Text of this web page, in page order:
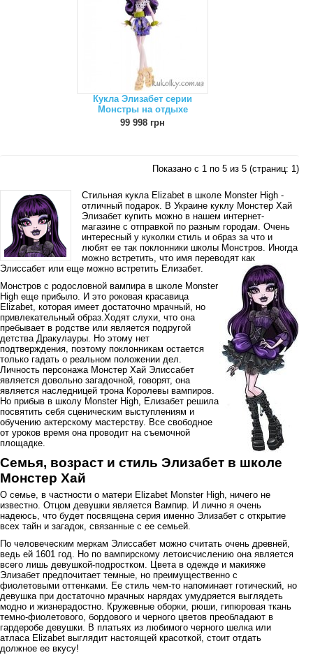
Кукла Элизабет серии
Монстры на отдыхе
99 998 грн
Показано с 1 по 5 из 5 (страниц: 1)
Стильная кукла Elizabet в школе Monster High -
отличный подарок. В Украине куклу Монстер Хай
Элизабет купить можно в нашем интернет-
магазине с отправкой по разным городам. Очень
интересный у куколки стиль и образ за что и
любят ее так поклонники школы Монстров. Иногда
можно встретить, что имя переводят как
Элиссабет или еще можно встретить Елизабет.
Монстров с родословной вампира в школе Monster
High еще прибыло. И это роковая красавица
Elizabet, которая имеет достаточно мрачный, но
привлекательный образ.Ходят слухи, что она
пребывает в родстве или является подругой
детства Дракулауры. Но этому нет
подтверждения, поэтому поклонникам остается
только гадать о реальном положении дел.
Личность персонажа Монстер Хай Элиссабет
является довольно загадочной, говорят, она
является наследницей трона Королевы вампиров.
Но прибыв в школу Monster High, Елизабет решила
посвятить себя сценическим выступлениям и
обучению актерскому мастерству. Все свободное
от уроков время она проводит на съемочной
площадке.
Семья, возраст и стиль Элизабет в школе
Монстер Хай
О семье, в частности о матери Elizabet Monster High, ничего не
известно. Отцом девушки является Вампир. И лично я очень
надеюсь, что будет посвящена серия именно Элизабет с открытие
всех тайн и загадок, связанные с ее семьей.
По человеческим меркам Элиссабет можно считать очень древней,
ведь ей 1601 год. Но по вампирскому летоисчислению она является
всего лишь девушкой-подростком. Цвета в одежде и макияже
Элизабет предпочитает темные, но преимущественно с
фиолетовыми оттенками. Ее стиль чем-то напоминает готический, но
девушка при достаточно мрачных нарядах умудряется выглядеть
модно и жизнерадостно. Кружевные оборки, рюши, гипюровая ткань
темно-фиолетового, бордового и черного цветов преобладают в
гардеробе девушки. В платьях из любимого черного шелка или
атласа Elizabet выглядит настоящей красоткой, стоит отдать
должное ее вкусу!